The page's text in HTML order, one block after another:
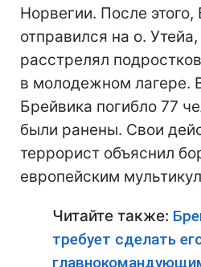
Норвегии. После этого,
отправился на о. Утейа,
расстрелял
в молодежном лагере.
Брейвика погибло 77
были ранены. Свои
террорист объяснил
европейским
Читайте также:
требует сделать